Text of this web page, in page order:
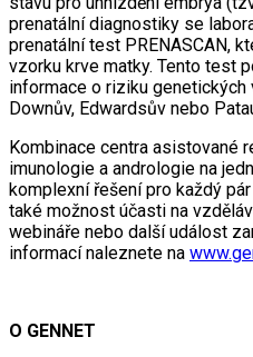
prenatální diagnostiky se
prenatální test PRENASCAN,
vzorku krve matky. Tento test
informace o riziku genetických
Downův, Edwardsův nebo
Kombinace centra asistované
imunologie a andrologie na
komplexní řešení pro každý
také možnost účasti na
webináře nebo další událost
informací naleznete na
O GENNET